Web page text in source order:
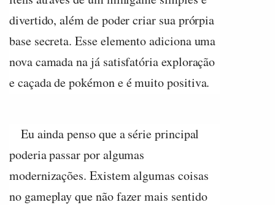
divertido, além de poder criar sua prórpia
base secreta. Esse elemento adiciona uma
nova camada na já satisfatória exploração
e caçada de pokémon e é muito positiva.
Eu ainda penso que a série principal
poderia passar por algumas
modernizações. Existem algumas coisas
no gameplay que não fazer mais sentido